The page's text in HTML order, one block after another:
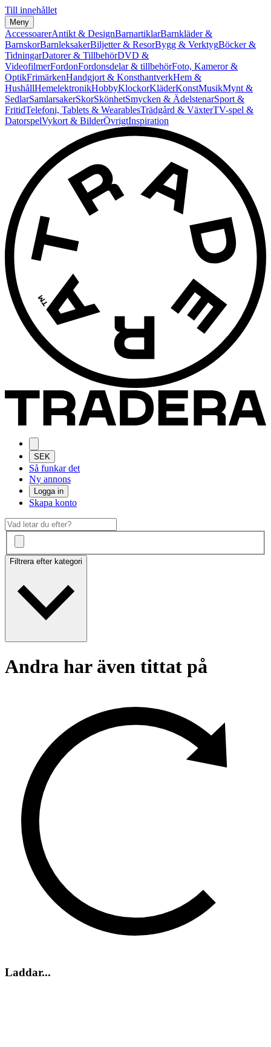
Till innehållet
Meny
AccessoarerAntikt & DesignBarnartiklarBarnkläder &
BarnskorBarnleksakerBiljetter & ResorBygg & VerktygBöcker &
TidningarDatorer & TillbehörDVD &
VideofilmerFordonFordonsdelar & tillbehörFoto, Kameror &
OptikFrimärkenHandgjort & KonsthantverkHem &
HushållHemelektronikHobbyKlockorKläderKonstMusikMynt &
SedlarSamlarsakerSkorSkönhetSmycken & ÄdelstenarSport &
FritidTelefoni, Tablets & WearablesTrädgård & VäxterTV-spel &
DatorspelVykort & BilderÖvrigtInspiration
SEK
Så funkar det
Ny annons
Logga in
Skapa konto
Filtrera efter kategori
Andra har även tittat på
Laddar...